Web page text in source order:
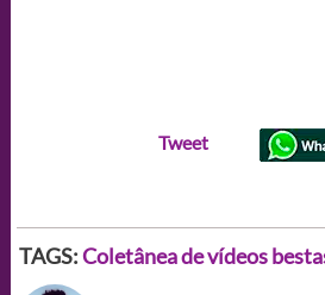
Tweet
TAGS:Coletânea de vídeos